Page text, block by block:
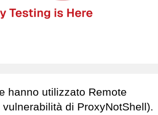
hanno utilizzato Remote
di ProxyNotShell).